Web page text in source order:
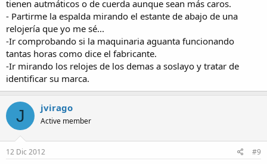
tienen autmáticos o de cuerda aunque sean más caros.
- Partirme la espalda mirando el estante de abajo de una
relojería que yo me sé...
-Ir comprobando si la maquinaria aguanta funcionando
tantas horas como dice el fabricante.
-Ir mirando los relojes de los demas a soslayo y tratar de
identificar su marca.
J jvirago
Active member
12 Dic 2012 #9